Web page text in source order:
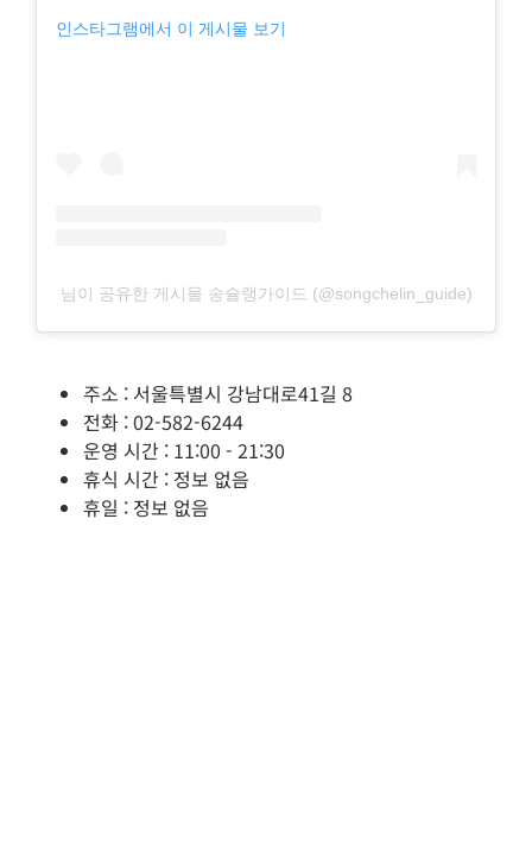
인스타그램에서 이 게시물 보기
님이 공유한 게시물 송슐랭가이드 (@songchelin_guide)
주소 : 서울특별시 강남대로41길 8
전화 : 02-582-6244
운영 시간 : 11:00 - 21:30
휴식 시간 : 정보 없음
휴일 : 정보 없음